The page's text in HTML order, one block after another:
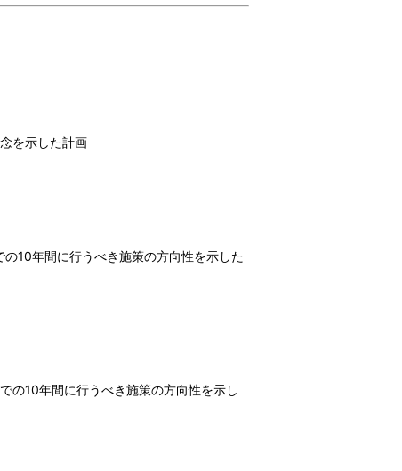
を示した計画
10年間に行うべき施策の方向性を示した
の10年間に行うべき施策の方向性を示し